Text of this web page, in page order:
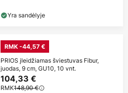
Yra sandėlyje
RMK -44,57 €
PRIOS įleidžiamas šviestuvas Fibur,
juodas, 9 cm, GU10, 10 vnt.
104,33 €
RMK148,90 €